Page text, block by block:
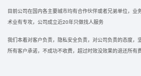
目前公司在国内各主要城市均有合作伙伴或者兄弟单位，业
术业有专攻，公司成立近20年只做找人服务
我们本着对客户负责，隐私安全负责，对公司负责的态度，
所有客户承诺，不成功不收费，超过时效没效果的退还所有费